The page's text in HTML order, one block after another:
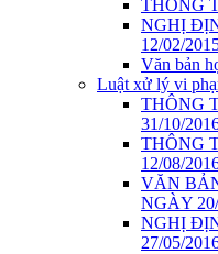
THÔNG
NGHỊ
12/02/
Văn bản
Luật xử lý vi
THÔNG
31/10/
THÔNG
12/08/
VĂN
NGÀY
NGHỊ
27/05/